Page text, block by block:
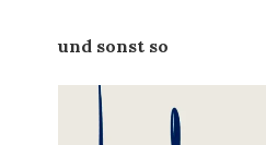
und sonst so